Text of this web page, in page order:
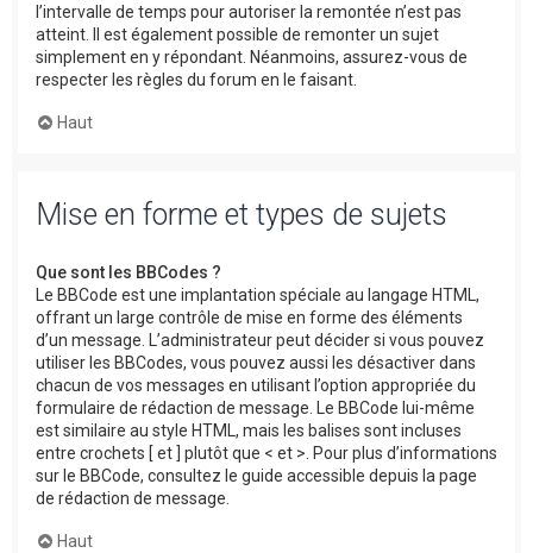
l’intervalle de temps pour autoriser la remontée n’est pas
atteint. Il est également possible de remonter un sujet
simplement en y répondant. Néanmoins, assurez-vous de
respecter les règles du forum en le faisant.
Haut
Mise en forme et types de sujets
Que sont les BBCodes ?
Le BBCode est une implantation spéciale au langage HTML,
offrant un large contrôle de mise en forme des éléments
d’un message. L’administrateur peut décider si vous pouvez
utiliser les BBCodes, vous pouvez aussi les désactiver dans
chacun de vos messages en utilisant l’option appropriée du
formulaire de rédaction de message. Le BBCode lui-même
est similaire au style HTML, mais les balises sont incluses
entre crochets [ et ] plutôt que < et >. Pour plus d’informations
sur le BBCode, consultez le guide accessible depuis la page
de rédaction de message.
Haut